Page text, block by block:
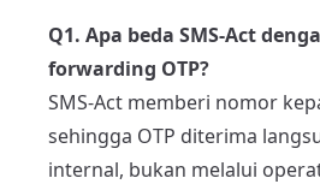
Q1. Apa beda SMS-Act
forwarding OTP?
SMS-Act memberi nomor
sehingga OTP diterima
internal, bukan melalui